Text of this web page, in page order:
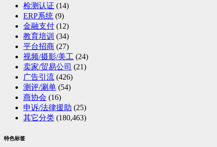
检测认证 (14)
ERP系统 (9)
金融支付 (12)
教育培训 (34)
平台招商 (27)
视频/摄影/美工 (24)
卖家/贸易公司 (21)
广告引流 (426)
测评/涮单 (54)
商协会 (16)
申诉/法律援助 (25)
其它分类 (180,463)
特色标签